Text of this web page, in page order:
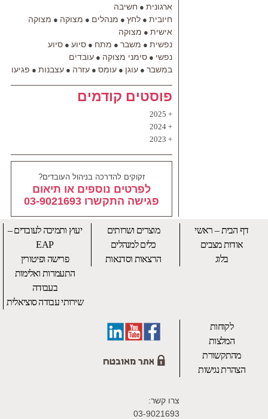
ארגונית ● חשיבה
חיובית ● לחץ ● מנהלים ● מצוקה ● מצוקה
אישית ● מצוקה
נפשית ● משבר ● מתח ● סיוע ● סיוע
נפשי ● סימני מצוקה ● עובדים
במשבר ● עוגן ● עומס ● עזרה ● עצבנות ● פגיעות
פוסטים קודמים
2025
2024
2023
זקוקים להדרכה בניהול העובדים?
לפרטים נוספים או תיאום
פגישה התקשרו 03-9021693
דף הבית – ראשי
אודות מצבים
בלוג
מוצרים ושרותים
כלים למנהלים
הרצאות וסדנאות
יעוץ ותמיכה לעובדים –
EAP
פרישה ופיטורין
התעמרות ואלימות
בעבודה
שירותי עבודה סוציאלית
לקוחות
המלצות
מהתקשורת
הצהרת נגישות
צרו קשר:
03-9021693